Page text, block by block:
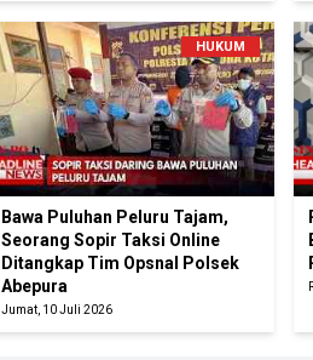
HUKUM
Bawa Puluhan Peluru Tajam,
Seorang Sopir Taksi Online
Ditangkap Tim Opsnal Polsek
Abepura
Jumat, 10 Juli 2026